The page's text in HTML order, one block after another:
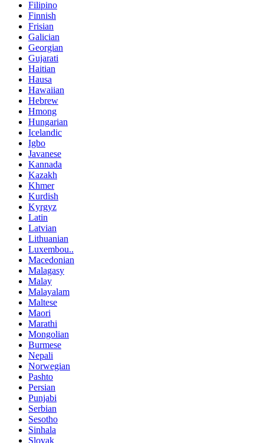
Filipino
Finnish
Frisian
Galician
Georgian
Gujarati
Haitian
Hausa
Hawaiian
Hebrew
Hmong
Hungarian
Icelandic
Igbo
Javanese
Kannada
Kazakh
Khmer
Kurdish
Kyrgyz
Latin
Latvian
Lithuanian
Luxembou..
Macedonian
Malagasy
Malay
Malayalam
Maltese
Maori
Marathi
Mongolian
Burmese
Nepali
Norwegian
Pashto
Persian
Punjabi
Serbian
Sesotho
Sinhala
Slovak